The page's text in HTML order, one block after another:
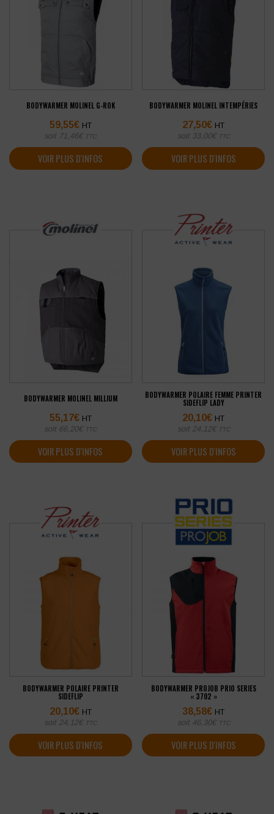
BODYWARMER MOLINEL G-ROK
59,55€ HT
soit 71,46€ TTC
VOIR PLUS D'INFOS
BODYWARMER MOLINEL INTEMPÉRIES
27,50€ HT
soit 33,00€ TTC
VOIR PLUS D'INFOS
BODYWARMER MOLINEL MILLIUM
55,17€ HT
soit 66,20€ TTC
VOIR PLUS D'INFOS
BODYWARMER POLAIRE FEMME PRINTER
SIDEFLIP LADY
20,10€ HT
soit 24,12€ TTC
VOIR PLUS D'INFOS
BODYWARMER POLAIRE PRINTER
SIDEFLIP
20,10€ HT
soit 24,12€ TTC
VOIR PLUS D'INFOS
BODYWARMER PROJOB PRIO SERIES
« 3702 »
38,58€ HT
soit 46,30€ TTC
VOIR PLUS D'INFOS